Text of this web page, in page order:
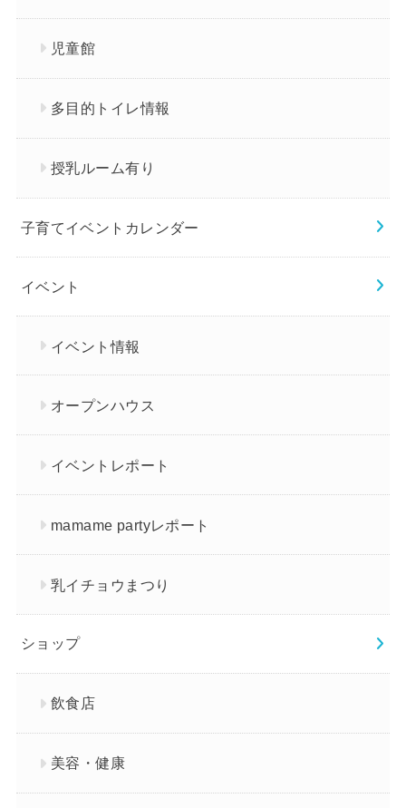
児童館
多目的トイレ情報
授乳ルーム有り
子育てイベントカレンダー
イベント
イベント情報
オープンハウス
イベントレポート
mamame partyレポート
乳イチョウまつり
ショップ
飲食店
美容・健康